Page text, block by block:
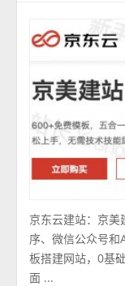
京东云建站：京美
序、微信公众号
板搭建网站，0基
面 ...